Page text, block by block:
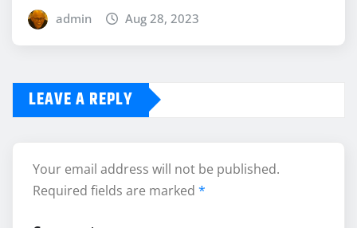
admin Aug 28, 2023
LEAVE A REPLY
Your email address will not be published.
Required fields are marked *